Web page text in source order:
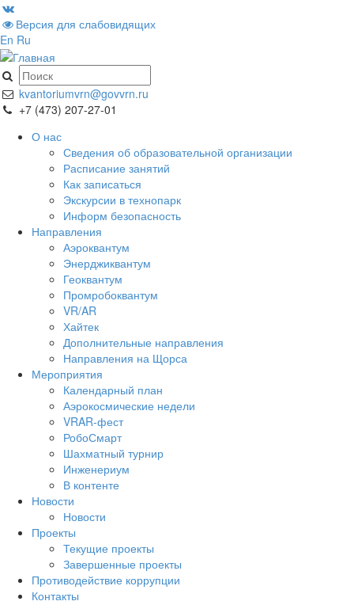
Версия для слабовидящих
En Ru
kvantoriumvrn@govvrn.ru
+7 (473) 207-27-01
О нас
Сведения об образовательной организации
Расписание занятий
Как записаться
Экскурсии в технопарк
Информ безопасность
Направления
Аэроквантум
Энерджиквантум
Геоквантум
Промробоквантум
VR/AR
Хайтек
Дополнительные направления
Направления на Щорса
Мероприятия
Календарный план
Аэрокосмические недели
VRAR-фест
РобоСмарт
Шахматный турнир
Инженериум
В контенте
Новости
Новости
Проекты
Текущие проекты
Завершенные проекты
Противодействие коррупции
Контакты